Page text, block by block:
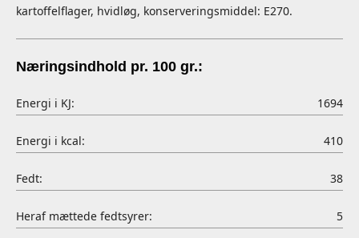
kartoffelflager, hvidløg, konserveringsmiddel: E270.
Næringsindhold pr. 100 gr.:
Energi i KJ: 1694
Energi i kcal: 410
Fedt: 38
Heraf mættede fedtsyrer: 5